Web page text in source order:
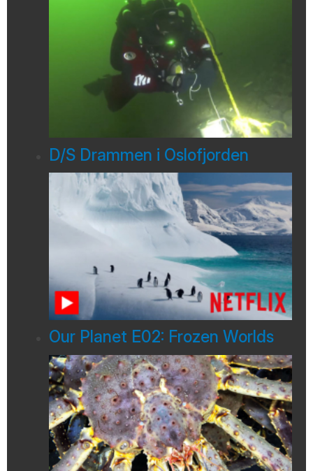
D/S Drammen i Oslofjorden
Our Planet E02: Frozen Worlds